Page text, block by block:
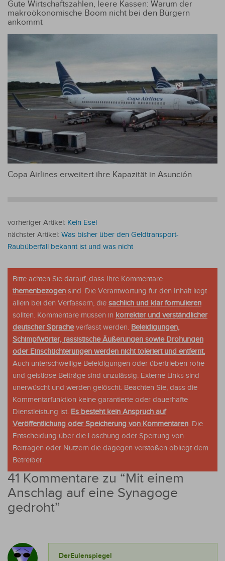
Gute Wirtschaftszahlen, leere Kassen: Warum der
makroökonomische Boom nicht bei den Bürgern
ankommt
Copa Airlines erweitert ihre Kapazität in Asunción
vorheriger Artikel: Kein Esel
nächster Artikel: Was bisher über den Geldtransport-
Raubüberfall bekannt ist und was nicht
Bitte achten Sie darauf, dass Ihre Kommentare
themenbezogen sind. Die Verantwortung für den Inhalt liegt
allein bei den Verfassern, die sachlich und klar formulieren
sollten. Kommentare müssen in korrekter und verständlicher
deutscher Spracheverfasst werden. Beleidigungen,
Schimpfwörter, rassistische Äußerungen sowie Drohungen
oder Einschüchterungen werden nicht toleriert und entfernt.
Auch unterschwellige Beleidigungen oder übertrieben rohe
und geistlose Beiträge sind unzulässig. Externe Links sind
unerwüscht und werden gelöscht. Beachten Sie, dass die
Kommentarfunktion keine garantierte oder dauerhafte
Dienstleistung ist. Es besteht kein Anspruch auf
Veröffentlichung oder Speicherung von Kommentaren. Die
Entscheidung über die Löschung oder Sperrung von
Beiträgen oder Nutzern die dagegen verstoßen obliegt dem
Betreiber.
41 Kommentare zu “Mit einem
Anschlag auf eine Synagoge
gedroht”
DerEulenspiegel